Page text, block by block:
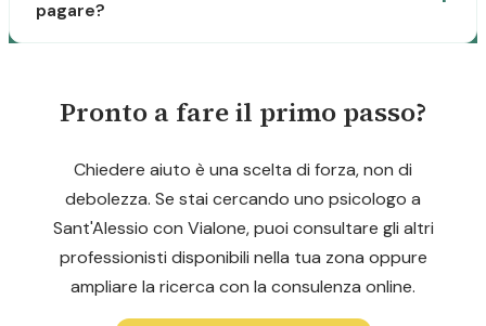
pagare?
Pronto a fare il primo passo?
Chiedere aiuto è una scelta di forza, non di
debolezza. Se stai cercando uno psicologo a
Sant'Alessio con Vialone, puoi consultare gli altri
professionisti disponibili nella tua zona oppure
ampliare la ricerca con la consulenza online.